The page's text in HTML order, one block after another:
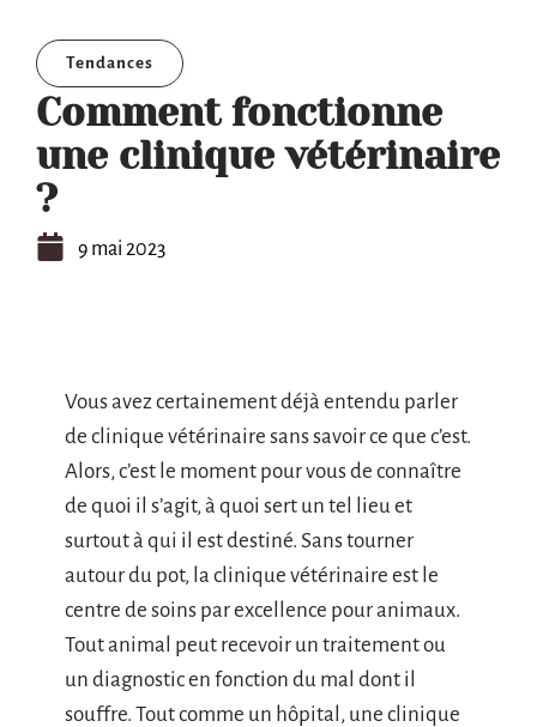
Tendances
Comment fonctionne
une clinique vétérinaire
?
9 mai 2023
Vous avez certainement déjà entendu parler
de clinique vétérinaire sans savoir ce que c’est.
Alors, c’est le moment pour vous de connaître
de quoi il s’agit, à quoi sert un tel lieu et
surtout à qui il est destiné. Sans tourner
autour du pot, la clinique vétérinaire est le
centre de soins par excellence pour animaux.
Tout animal peut recevoir un traitement ou
un diagnostic en fonction du mal dont il
souffre. Tout comme un hôpital, une clinique